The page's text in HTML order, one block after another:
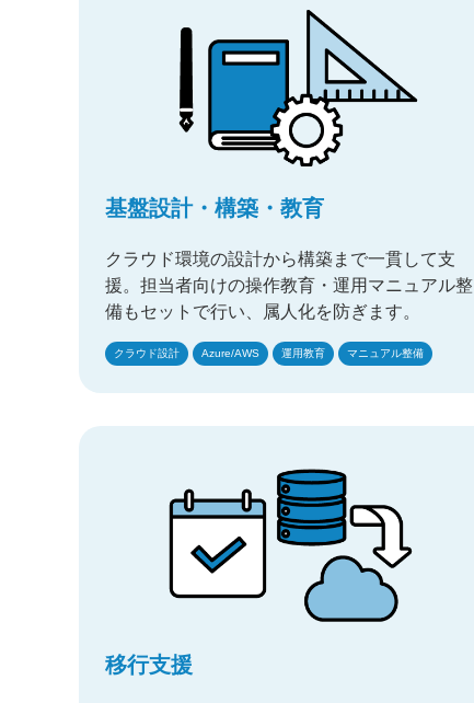
基盤設計・構築・教育
クラウド環境の設計から構築まで一貫して支
援。担当者向けの操作教育・運用マニュアル整
備もセットで行い、属人化を防ぎます。
クラウド設計 Azure/AWS 運用教育 マニュアル整備
移行支援